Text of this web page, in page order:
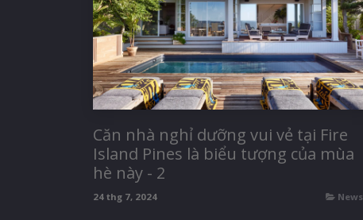
Căn nhà nghỉ dưỡng vui vẻ tại Fire
Island Pines là biểu tượng của mùa
hè này - 2
24 thg 7, 2024 News